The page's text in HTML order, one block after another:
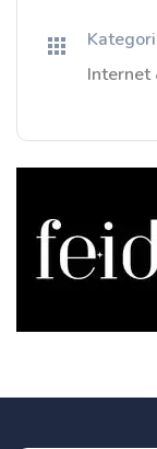
Kategori
Internet